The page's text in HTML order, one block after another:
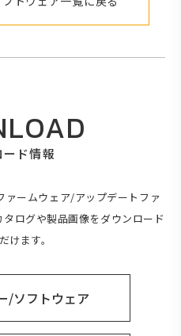
ド情報
ームウェア/アップデートファ
ログや製品画像をダウンロード
けます。
/ソフトウェア